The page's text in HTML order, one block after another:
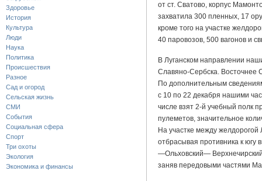
Здоровье
История
Культура
Люди
Наука
Политика
Происшествия
Разное
Сад и огород
Сельская жизнь
СМИ
События
Социальная сфера
Спорт
Три охоты
Экология
Экономика и финансы
от ст. Сватово, корпус
захватила 300 пленных, 17
кроме того на участке
40 паровозов, 500 вагонов и
В Луганском направлении
Славяно-Сербска. Восточнее
По дополнительным
с 10 по 22 декабря нашими
числе взят 2-й учебный полк
пулеметов, значительное
На участке между
отбрасывая противника к
—Ольховский—
заняв передовыми частями